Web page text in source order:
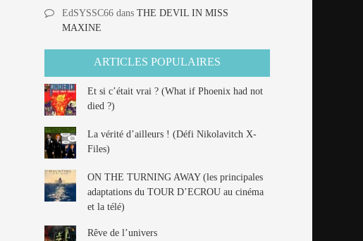
EdSYSSC66 dansTHE DEVIL IN MISS
MAXINE
ARTICLES POPULAIRES
Et si c’était vrai ? (What if Phoenix had not
died ?)
La vérité d’ailleurs ! (Défi Nikolavitch X-
Files)
ON THE TURNING AWAY (les principales
adaptations du TOUR D’ECROU au cinéma
et la télé)
Rêve de l’univers